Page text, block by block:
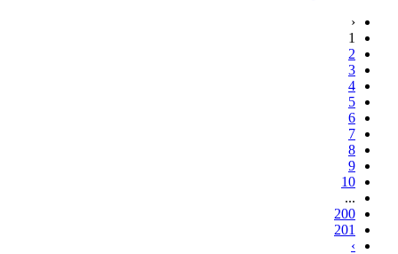
‹
1
2
3
4
5
6
7
8
9
10
...
200
201
›